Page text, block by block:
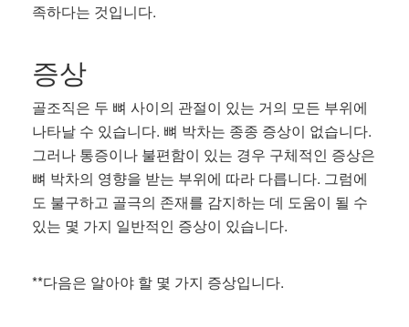
족하다는 것입니다.
증상
골조직은 두 뼈 사이의 관절이 있는 거의 모든 부위에
나타날 수 있습니다. 뼈 박차는 종종 증상이 없습니다.
그러나 통증이나 불편함이 있는 경우 구체적인 증상은
뼈 박차의 영향을 받는 부위에 따라 다릅니다. 그럼에
도 불구하고 골극의 존재를 감지하는 데 도움이 될 수
있는 몇 가지 일반적인 증상이 있습니다.
**다음은 알아야 할 몇 가지 증상입니다.